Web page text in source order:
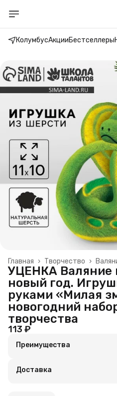
КолумбусАкцииБестселлеры
Творчество ›
Главная ›
УЦЕНКА Валяние
новый год.
руками «Милая
новогодний
творчества
113 ₽
Преимущества
Удобный возврат
Доставка